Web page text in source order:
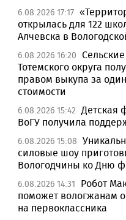
6.08.2026 17:17
открылась для 122
Алчевска в
6.08.2026 16:20
Тотемского округа
правом выкупа за
стоимости
6.08.2026 15:42 Детская
ВоГУ получила
6.08.2026 15:08
силовые шоу
Вологодчины ко Дню
6.08.2026 14:31
Робот
поможет вологжанам
на первоклассника